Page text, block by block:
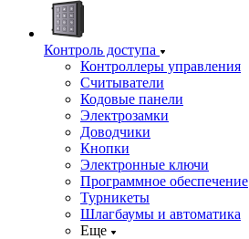
Контроль доступа
Контроллеры управления
Считыватели
Кодовые панели
Электрозамки
Доводчики
Кнопки
Электронные ключи
Программное обеспечение
Турникеты
Шлагбаумы и автоматика
Еще